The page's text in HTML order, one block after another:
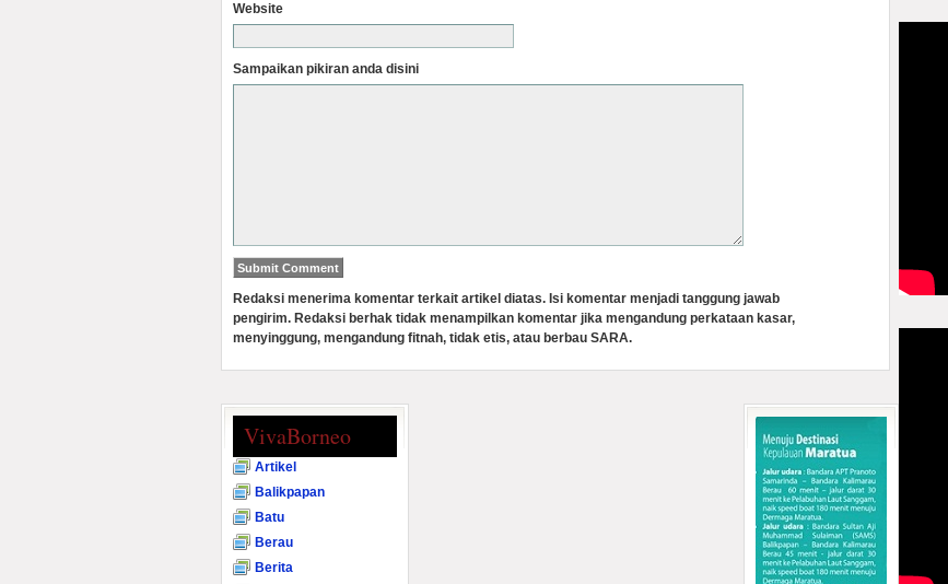
Website
Sampaikan pikiran anda disini
Redaksi menerima komentar terkait artikel diatas. Isi komentar menjadi tanggung jawab
pengirim. Redaksi berhak tidak menampilkan komentar jika mengandung perkataan kasar,
menyinggung, mengandung fitnah, tidak etis, atau berbau SARA.
VivaBorneo
Artikel
Balikpapan
Batu
Berau
Berita